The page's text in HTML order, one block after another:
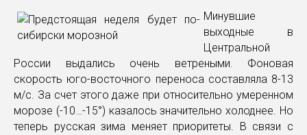
Минувшие
выходные в
Центральной
России выдались очень ветреными. Фоновая
скорость юго-восточного переноса составляла 8-13
м/с. За счет этого даже при относительно умеренном
морозе (-10…-15°) казалось значительно холоднее. Но
теперь русская зима меняет приоритеты. В связи с